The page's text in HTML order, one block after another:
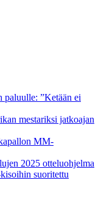
paluulle: ”Ketään ei
mestariksi jatkoajan
MM-
2025 otteluohjelma
suoritettu